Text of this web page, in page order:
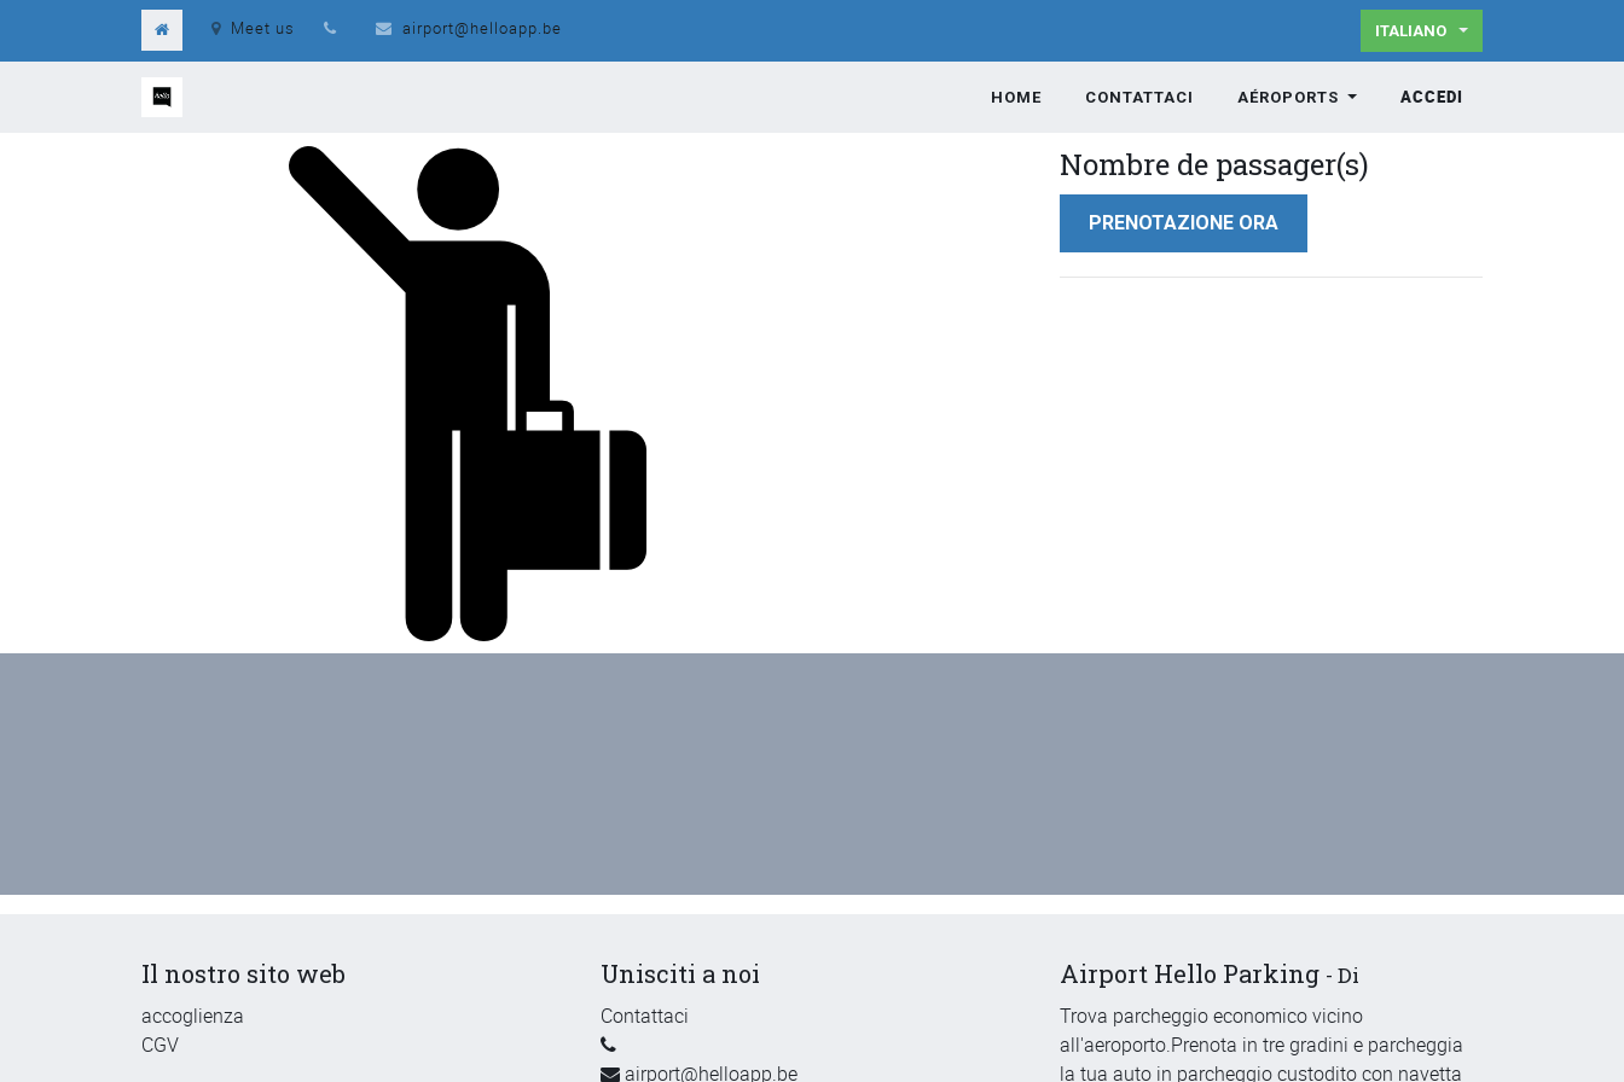
Meet us airport@helloapp.be ITALIANO
HOME CONTATTACI AÉROPORTS ACCEDI
Nombre de passager(s)
PRENOTAZIONE ORA
Il nostro sito web
accoglienza
CGV
Unisciti a noi
Contattaci
airport@helloapp.be
Airport Hello Parking - Di
Trova parcheggio economico vicino
all'aeroporto.Prenota in tre gradini e parcheggia
la tua auto in parcheggio custodito con navetta